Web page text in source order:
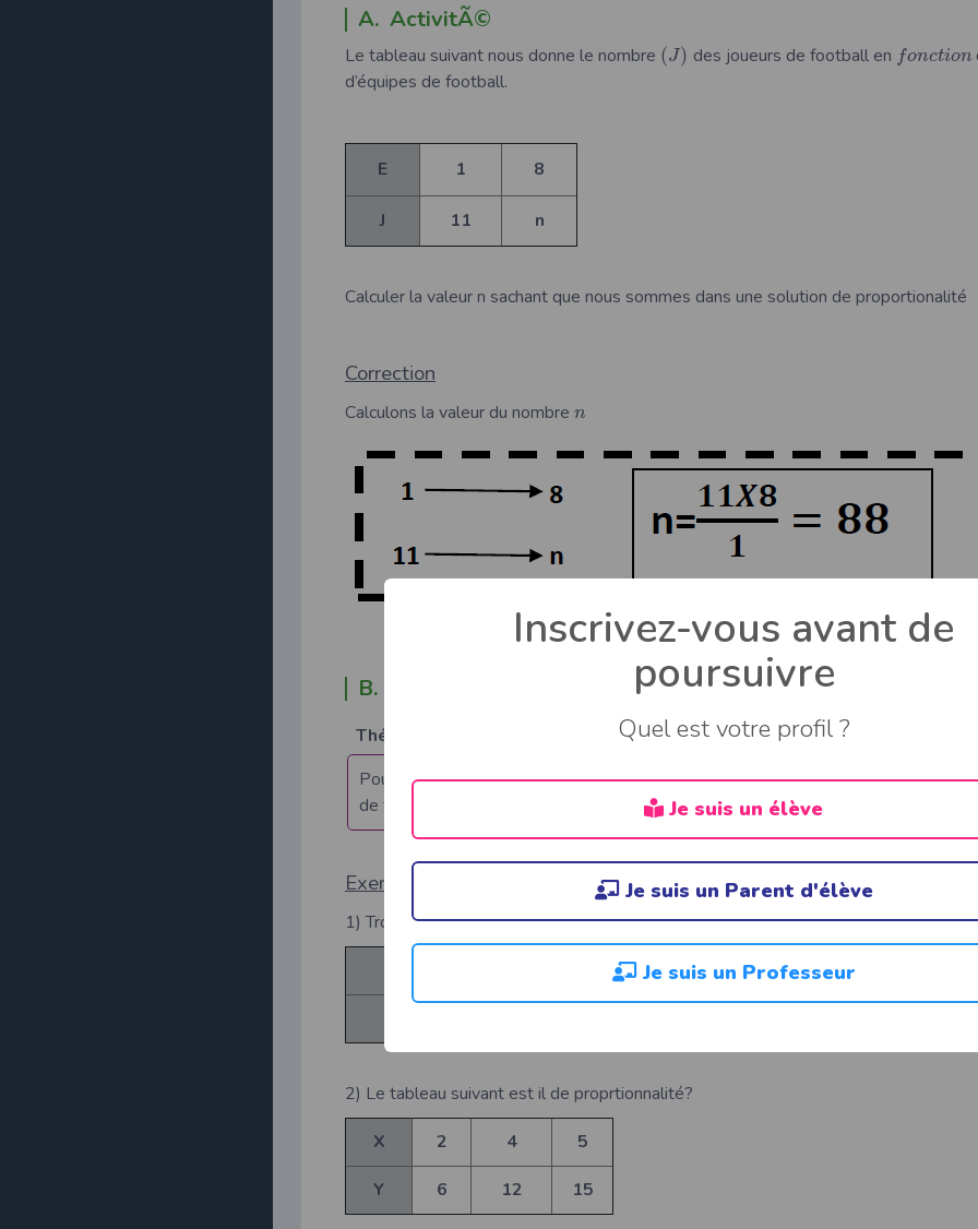
A. ActivitÃ©
Le tableau suivant nous donne le nombre (J) des joueurs de football en fonction
d’équipes de football.
E 1 8
J 11 n
Calculer la valeur n sachant que nous sommes dans une solution de proportionalité
Correction
Calculons la valeur du nombre n
B. Retenons
Théorème
Pour calculer le ou les termes marquant(s) de deux suites proportionnelles, on
de trois.
Exercice d’application
1) Trouverbdans le tableau de proportionnalité
2) Le tableau suivant est il de proprtionnalité?
X
2 4
5
Y
6 12 15
Inscrivez-vous avant de
poursuivre
Quel est votre profil ?
Je suis un élève
Je suis un Parent d'élève
Je suis un Professeur